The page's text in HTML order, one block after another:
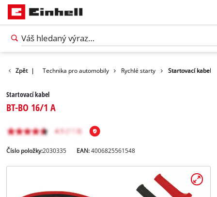
Zpět |
Volný čas Technika pro automobily Rychlé starty Startovací kabel
Startovací kabel
BT-BO 16/1 A
Číslo položky:2030335 EAN:4006825561548